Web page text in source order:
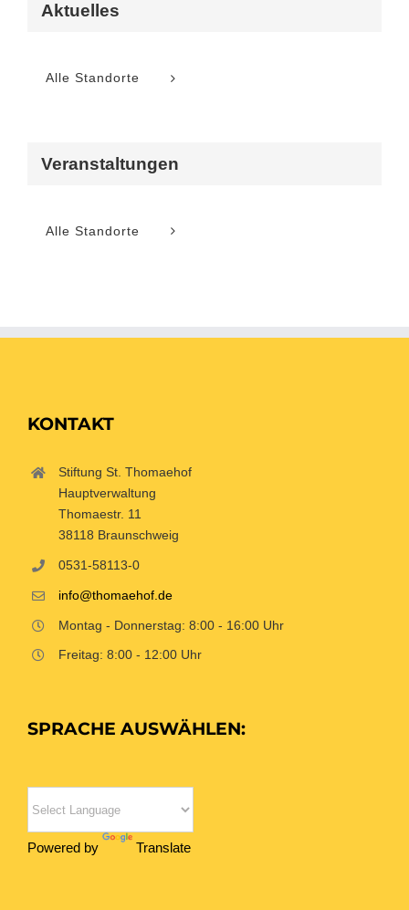
Aktuelles
Alle Standorte
Veranstaltungen
Alle Standorte
KONTAKT
Stiftung St. Thomaehof
Hauptverwaltung
Thomaestr. 11
38118 Braunschweig
0531-58113-0
info@thomaehof.de
Montag - Donnerstag: 8:00 - 16:00 Uhr
Freitag: 8:00 - 12:00 Uhr
SPRACHE AUSWÄHLEN:
Powered by Translate